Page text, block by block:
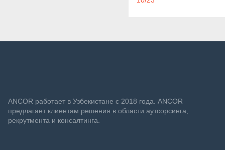
ANСOR работает в Узбекистане с 2018 года. ANCOR
предлагает клиентам решения в области аутсорсинга,
рекрутмента и консалтинга.